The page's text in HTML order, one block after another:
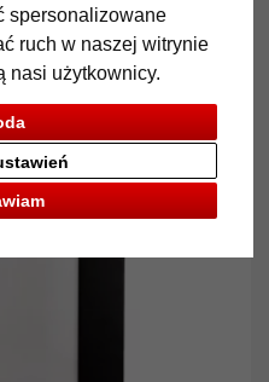
spersonalizowane
ruch w naszej witrynie
nasi użytkownicy.